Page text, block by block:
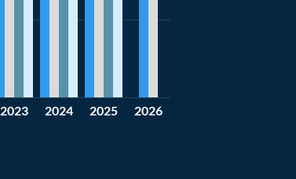
2023 2024 2025 2026